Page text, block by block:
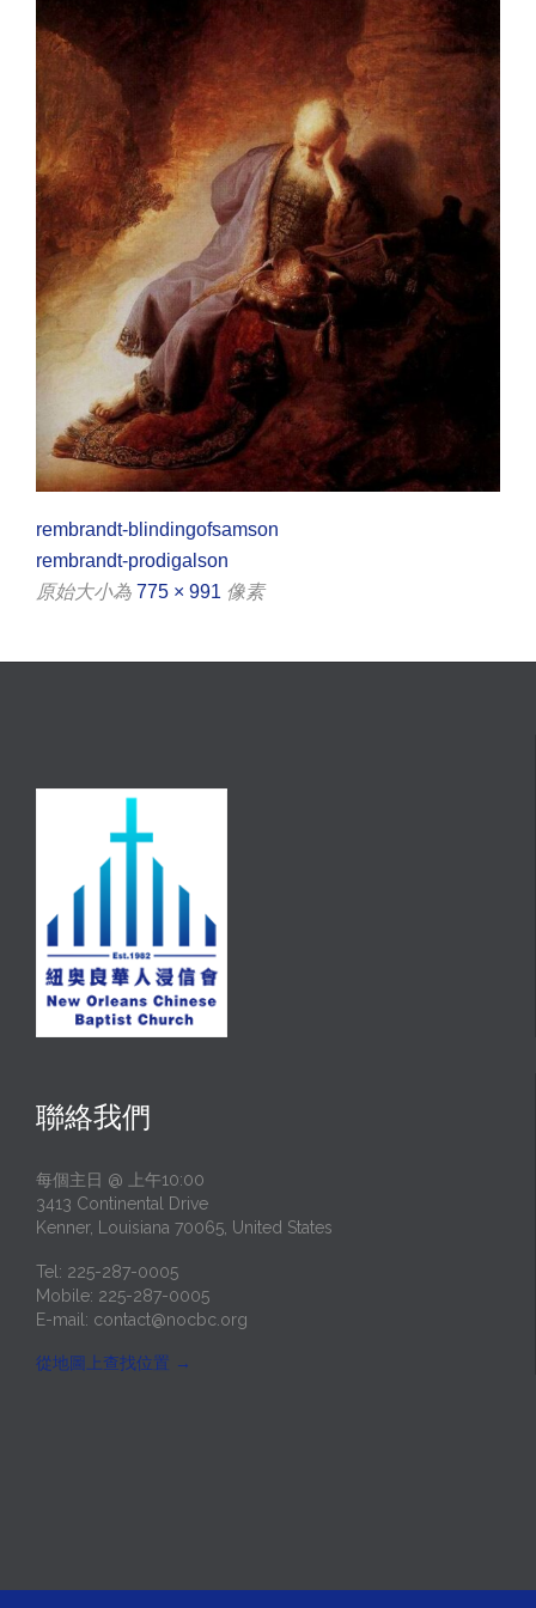
rembrandt-blindingofsamson
rembrandt-prodigalson
原始大小為 775 × 991 像素
聯絡我們
每個主日 @ 上午10:00
3413 Continental Drive
Kenner, Louisiana 70065, United States
Tel: 225-287-0005
Mobile: 225-287-0005
E-mail: contact@nocbc.org
從地圖上查找位置 →